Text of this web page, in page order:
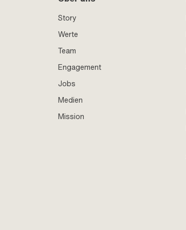
Story
Werte
Team
Engagement
Jobs
Medien
Mission